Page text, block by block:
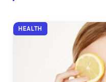
HEALTH